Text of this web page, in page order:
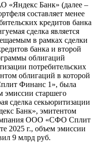
«Яндекс Банк» (далее –
составляет менее
кредитов банка
сделка является
в рамках сделки
банка и второй
облигаций
потребительских
облигаций в которой
Финанс 1», была
эмиссии старшего
сделка секьюритизации
Банк», эмитентом
ООО «СФО Сплит
2025 г., объем эмиссии
9 млрд руб.